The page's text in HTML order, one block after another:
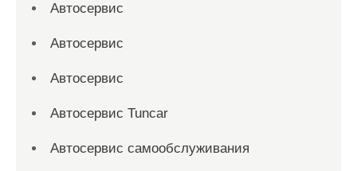
Автосервис
Автосервис
Автосервис
Автосервис Tuncar
Автосервис самообслуживания